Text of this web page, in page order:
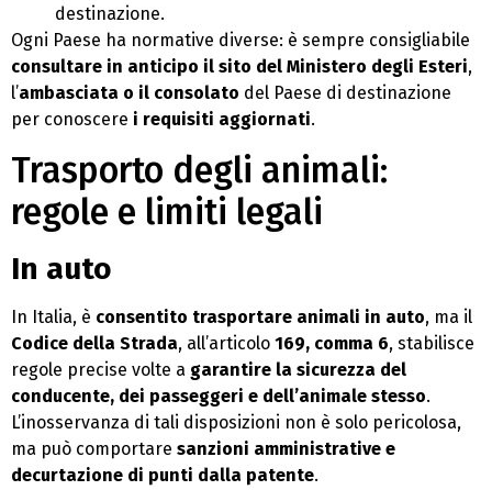
destinazione.
Ogni Paese ha normative diverse: è sempre consigliabile
consultare in anticipo il sito del Ministero degli Esteri,
l’ambasciata o il consolato del Paese di destinazione
per conoscere i requisiti aggiornati.
Trasporto degli animali:
regole e limiti legali
In auto
In Italia, è consentito trasportare animali in auto, ma il
Codice della Strada, all’articolo 169, comma 6, stabilisce
regole precise volte a garantire la sicurezza del
conducente, dei passeggeri e dell’animale stesso.
L’inosservanza di tali disposizioni non è solo pericolosa,
ma può comportare sanzioni amministrative e
decurtazione di punti dalla patente.